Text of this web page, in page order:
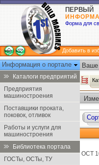
ПЕРВЫЙ
Форма для
Добавить в
Информация о портале
Каталоги предприятий
Предприятия
машиностроения
Поставщики проката,
поковок, отливок
Работы и услуги для
машиностроения
Библиотека портала
ГОСТы, ОСТы, ТУ
Ваше
ОСТ
ОСТ